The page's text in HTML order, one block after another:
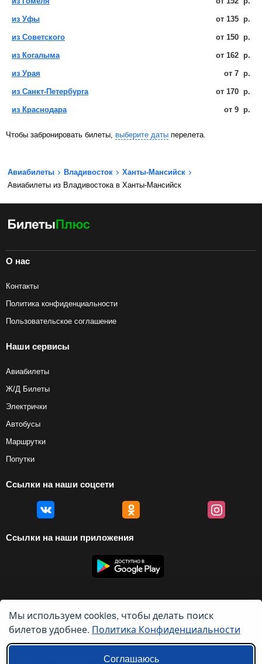
из Уфы от 135 р.
из Советского от 150 р.
из Когалыма от 162 р.
из Урая от 7 р.
из Санкт-Петербурга от 170 р.
из Краснодара от 9 р.
Чтобы забронировать билеты, выберите даты перелета.
Авиабилеты Владивосток
Ханты-Мансийск
Авиабилеты из Владивостока в Ханты-Мансийск
О нас
Контакты
Политика конфиденциальности
Пользовательское соглашение
Наши сервисы
Авиабилеты
Ж/Д Билеты
Электрички
Автобусы
Маршрутки
Попутки
Ссылки на наши соцсети
Ссылки на наши приложения
© 2012 — 2026, Biletyplus, ООО «Инновэйтив Трэвел Текнолоджиз». Все
права защищены. Использование этого сайта означает принятие правил
пользовательского соглашенияиполитики конфиденциальности.
Ссылки на наши региональные сайты:
Мы используем cookies, чтобы делать поиск
билетов удобнее. Политика Конфиденциальности
Соглашаюсь